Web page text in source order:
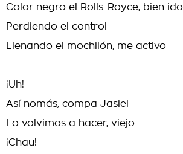
Color negro el Rolls-Royce, bien ido
Perdiendo el control
Llenando el mochilón, me activo
¡Uh!
Así nomás, compa Jasiel
Lo volvimos a hacer, viejo
¡Chau!